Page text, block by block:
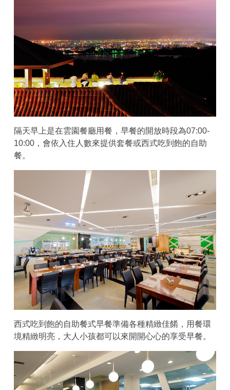
隔天早上是在雲園餐廳用餐，早餐的開放時段為07:00-
10:00，會依入住人數來提供套餐或西式吃到飽的自助
餐。
西式吃到飽的自助餐式早餐準備各種精緻佳餚，用餐環
境精緻明亮，大人小孩都可以來開開心心的享受早餐。